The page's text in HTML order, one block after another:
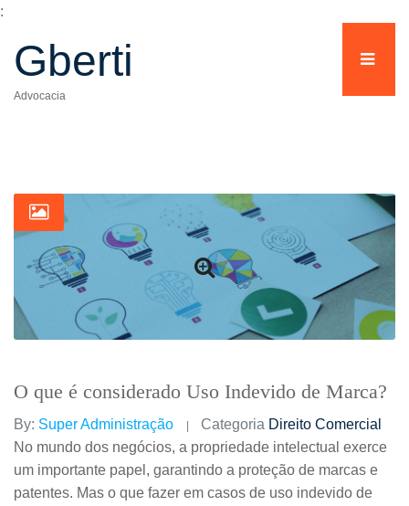
:
Gberti
Advocacia
O que é considerado Uso Indevido de Marca?
By: Super Administração Categoria Direito Comercial
No mundo dos negócios, a propriedade intelectual exerce
um importante papel, garantindo a proteção de marcas e
patentes. Mas o que fazer em casos de uso indevido de